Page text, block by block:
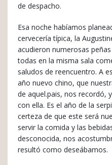
de despacho.
Esa noche habíamos
cervecería típica, la
acudieron numerosas
todas en la misma sala
saludos de reencuentro. A
año nuevo chino, que
de aquel.pais, nos recordó,
con ella. Es el año de la
certeza de que este será
servir la comida y las
desconocida, nos
resultó como deseábamos.